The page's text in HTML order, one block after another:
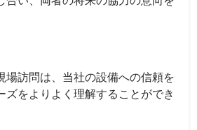
場訪問は、当社の設備への信頼を
ズをよりよく理解することができ